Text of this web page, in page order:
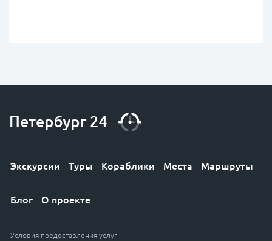
Экскурсии Туры Кораблики Места Маршруты
Блог О проекте
Условия предоставления услуг